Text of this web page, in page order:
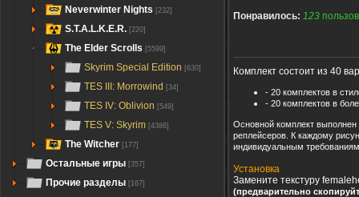
Neverwinter Nights [232]
S.T.A.L.K.E.R. [220]
The Elder Scrolls [5599]
Skyrim Special Edition [630]
TES III: Morrowind [34]
TES IV: Oblivion [549]
TES V: Skyrim [4386]
The Witcher [177]
Остальные игры [357]
Прочие разделы [167]
Понравилось: 123
Комплект состоит из 40
- 20 комплектов в
- 20 комплектов в
Основной комплект выполнен
реплейсеров. К каждому
индивидуальным
Установка
Замените текстуру
(предварительно